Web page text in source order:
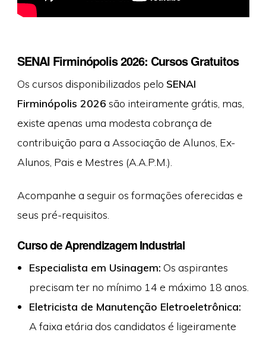
SENAI Firminópolis 2026: Cursos Gratuitos
Os cursos disponibilizados pelo SENAI
Firminópolis 2026 são inteiramente grátis, mas,
existe apenas uma modesta cobrança de
contribuição para a Associação de Alunos, Ex-
Alunos, Pais e Mestres (A.A.P.M.).
Acompanhe a seguir os formações oferecidas e
seus pré-requisitos.
Curso de Aprendizagem Industrial
Especialista em Usinagem: Os aspirantes
precisam ter no mínimo 14 e máximo 18 anos.
Eletricista de Manutenção Eletroeletrônica:
A faixa etária dos candidatos é ligeiramente